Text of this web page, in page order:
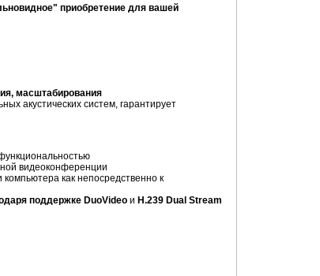
приобретение для вашей
масштабирования
акустических систем, гарантирует
видеоконференции
как непосредственно к
поддержке DuoVideo и H.239 Dual Stream